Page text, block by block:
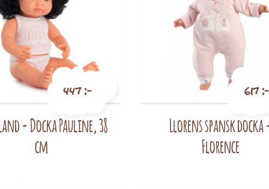
Pris
447 :-
- Docka Pauline, 38
cm
Pris
617
Llorens spansk
Florence